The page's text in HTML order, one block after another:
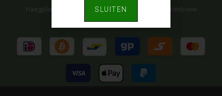
Haagplantenwinkel.nl is gecertificeerd door NAK-tuinbouw
U kunt bij ons betalen met:
SLUITEN